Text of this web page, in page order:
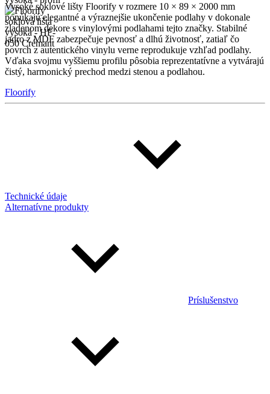
Vysoké soklové lišty Floorify v rozmere 10 × 89 × 2000 mm
ponúkajú elegantné a výraznejšie ukončenie podlahy v dokonale
zladenom dekore s vinylovými podlahami tejto značky. Stabilné
jadro z MDF zabezpečuje pevnosť a dlhú životnosť, zatiaľ čo
povrch z autentického vinylu verne reprodukuje vzhľad podlahy.
Vďaka svojmu vyššiemu profilu pôsobia reprezentatívne a vytvárajú
čistý, harmonický prechod medzi stenou a podlahou.
Floorify
Technické údaje
Alternatívne produkty
Príslušenstvo